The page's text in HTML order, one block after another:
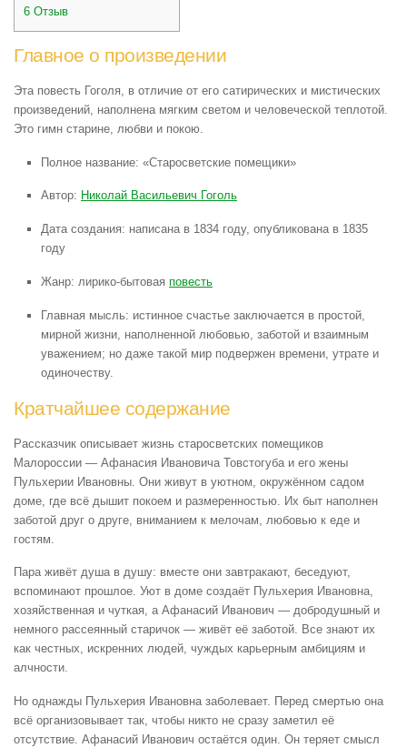
6 Отзыв
Главное о произведении
Эта повесть Гоголя, в отличие от его сатирических и мистических
произведений, наполнена мягким светом и человеческой теплотой.
Это гимн старине, любви и покою.
Полное название: «Старосветские помещики»
Автор: Николай Васильевич Гоголь
Дата создания: написана в 1834 году, опубликована в 1835
году
Жанр: лирико-бытовая повесть
Главная мысль: истинное счастье заключается в простой,
мирной жизни, наполненной любовью, заботой и взаимным
уважением; но даже такой мир подвержен времени, утрате и
одиночеству.
Кратчайшее содержание
Рассказчик описывает жизнь старосветских помещиков
Малороссии — Афанасия Ивановича Товстогуба и его жены
Пульхерии Ивановны. Они живут в уютном, окружённом садом
доме, где всё дышит покоем и размеренностью. Их быт наполнен
заботой друг о друге, вниманием к мелочам, любовью к еде и
гостям.
Пара живёт душа в душу: вместе они завтракают, беседуют,
вспоминают прошлое. Уют в доме создаёт Пульхерия Ивановна,
хозяйственная и чуткая, а Афанасий Иванович — добродушный и
немного рассеянный старичок — живёт её заботой. Все знают их
как честных, искренних людей, чуждых карьерным амбициям и
алчности.
Но однажды Пульхерия Ивановна заболевает. Перед смертью она
всё организовывает так, чтобы никто не сразу заметил её
отсутствие. Афанасий Иванович остаётся один. Он теряет смысл